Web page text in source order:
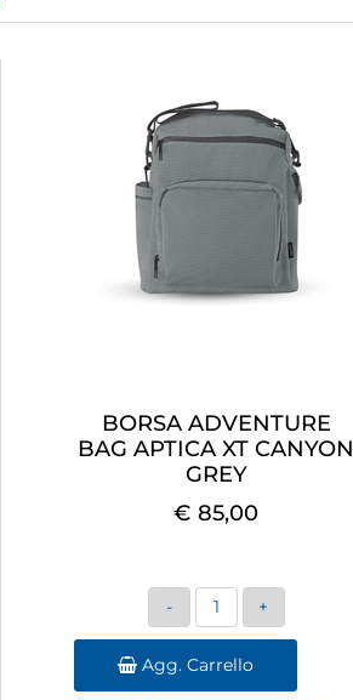
BORSA ADVENTURE
BAG APTICA XT CANYON
GREY
€ 85,00
Quantità
Agg. Carrello